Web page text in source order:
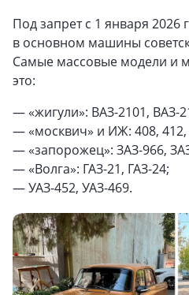
Под запрет с 1 января 2026
в основном машины
Самые массовые модели и
это:
— «жигули»: ВАЗ-2101, ВАЗ-
— «москвич» и ИЖ: 408, 412,
— «запорожец»: ЗАЗ-966,
— «Волга»: ГАЗ-21, ГАЗ-24;
— УАЗ-452, УАЗ-469.